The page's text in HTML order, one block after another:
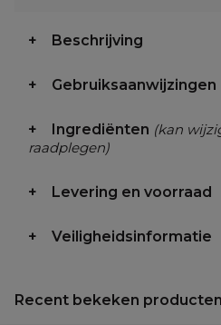
Beschrijving
Gebruiksaanwijzingen
Ingrediënten (kan
raadplegen)
Levering en voorraad
Veiligheidsinformatie
Recent bekeken producten